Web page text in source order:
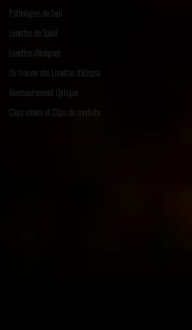
Pathologies de l'œil
Lunettes de Soleil
Lunettes d'éclipses
Où trouver des Lunettes d'éclipse
Remboursement Optique
Clips solaire et Clips de conduite